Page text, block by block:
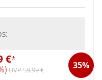
€* 35%
UVP 59,99 €